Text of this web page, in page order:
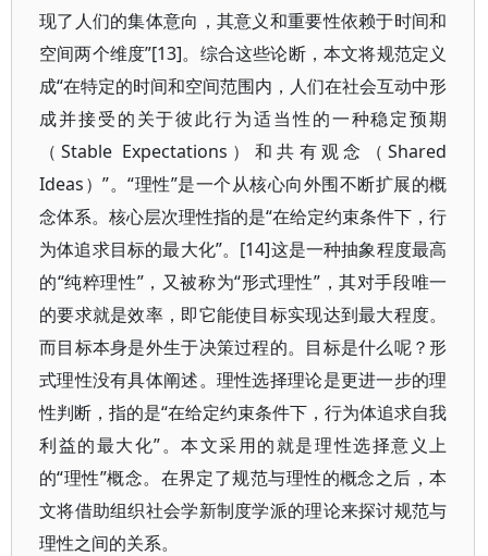
现了人们的集体意向，其意义和重要性依赖于时间和
空间两个维度”[13]。综合这些论断，本文将规范定义
成“在特定的时间和空间范围内，人们在社会互动中形
成并接受的关于彼此行为适当性的一种稳定预期
（Stable Expectations）和共有观念（Shared
Ideas）”。“理性”是一个从核心向外围不断扩展的概
念体系。核心层次理性指的是“在给定约束条件下，行
为体追求目标的最大化”。[14]这是一种抽象程度最高
的“纯粹理性”，又被称为“形式理性”，其对手段唯一
的要求就是效率，即它能使目标实现达到最大程度。
而目标本身是外生于决策过程的。目标是什么呢？形
式理性没有具体阐述。理性选择理论是更进一步的理
性判断，指的是“在给定约束条件下，行为体追求自我
利益的最大化”。本文采用的就是理性选择意义上
的“理性”概念。在界定了规范与理性的概念之后，本
文将借助组织社会学新制度学派的理论来探讨规范与
理性之间的关系。